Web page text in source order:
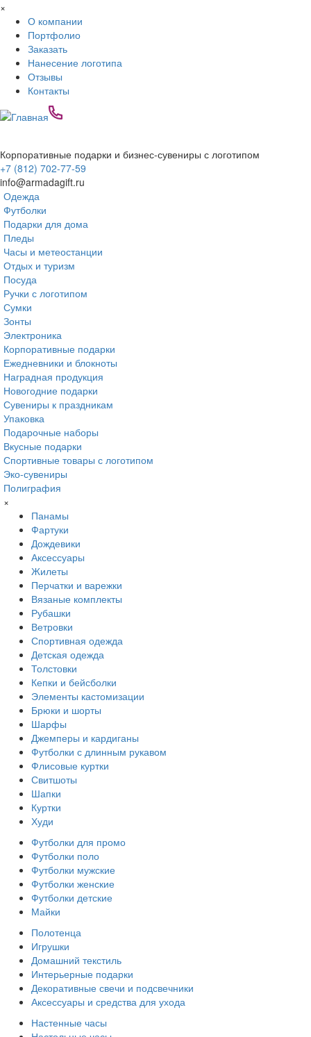
Перейти к основному содержанию
×
О компании
Портфолио
Заказать
Нанесение логотипа
Отзывы
Контакты
Корпоративные подарки и бизнес-сувениры с логотипом
+7 (812) 702-77-59
info@armadagift.ru
Одежда
Футболки
Подарки для дома
Пледы
Часы и метеостанции
Отдых и туризм
Посуда
Ручки с логотипом
Сумки
Зонты
Электроника
Корпоративные подарки
Ежедневники и блокноты
Наградная продукция
Новогодние подарки
Сувениры к праздникам
Упаковка
Подарочные наборы
Вкусные подарки
Спортивные товары с логотипом
Эко-сувениры
Полиграфия
×
Панамы
Фартуки
Дождевики
Аксессуары
Жилеты
Перчатки и варежки
Вязаные комплекты
Рубашки
Ветровки
Спортивная одежда
Детская одежда
Толстовки
Кепки и бейсболки
Элементы кастомизации
Брюки и шорты
Шарфы
Джемперы и кардиганы
Футболки с длинным рукавом
Флисовые куртки
Свитшоты
Шапки
Куртки
Худи
Футболки для промо
Футболки поло
Футболки мужские
Футболки женские
Футболки детские
Майки
Полотенца
Игрушки
Домашний текстиль
Интерьерные подарки
Декоративные свечи и подсвечники
Аксессуары и средства для ухода
Настенные часы